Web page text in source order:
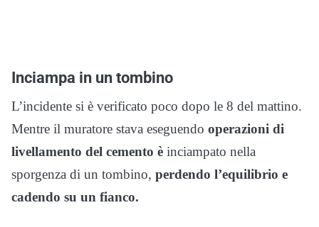
Inciampa in un tombino
L’incidente si è verificato poco dopo le 8 del mattino.
Mentre il muratore stava eseguendo operazioni di
livellamento del cemento è inciampato nella
sporgenza di un tombino, perdendo l’equilibrio e
cadendo su un fianco.